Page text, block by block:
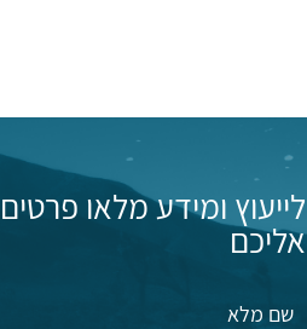
לייעוץ ומידע מלאו
אליכם